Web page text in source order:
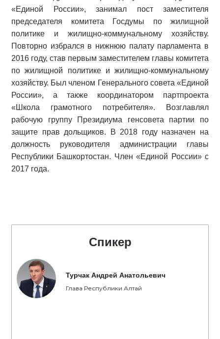
«Единой России», занимал пост заместителя
председателя комитета Госдумы по жилищной
политике и жилищно-коммунальному хозяйству.
Повторно избрался в нижнюю палату парламента в
2016 году, став первым заместителем главы комитета
по жилищной политике и жилищно-коммунальному
хозяйству. Был членом Генерального совета «Единой
России», а также координатором партпроекта
«Школа грамотного потребителя». Возглавлял
рабочую группу Президиума генсовета партии по
защите прав дольщиков. В 2018 году назначен на
должность руководителя администрации главы
Республики Башкортостан. Член «Единой России» с
2017 года.
Спикер
Турчак Андрей Анатольевич
Глава Республики Алтай